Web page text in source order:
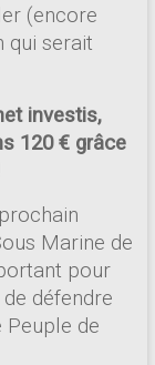
(encore
qui serait
investis,
120 € grâce
Marine de
pour
défendre
Peuple de